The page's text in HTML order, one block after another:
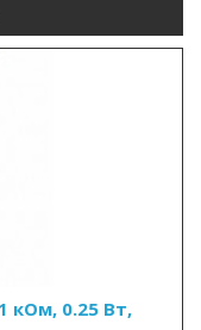
кОм, 0.25 Вт,